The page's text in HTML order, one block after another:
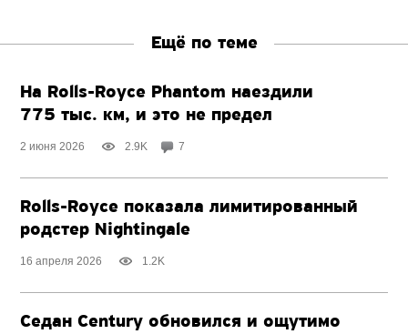
Ещё по теме
На Rolls-Royce Phantom наездили
775 тыс. км, и это не предел
2 июня 2026 2.9K 7
Rolls-Royce показала лимитированный
родстер Nightingale
16 апреля 2026 1.2K
Седан Century обновился и ощутимо